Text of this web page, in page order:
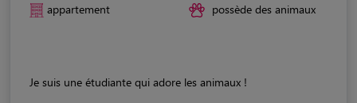
appartement possède des animaux
Je suis une étudiante qui adore les animaux !